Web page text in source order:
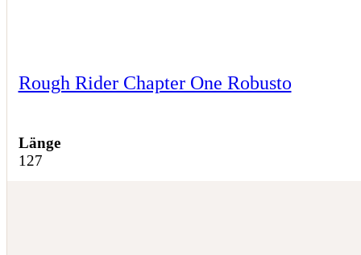
Rough Rider Chapter One Robusto
Länge
127